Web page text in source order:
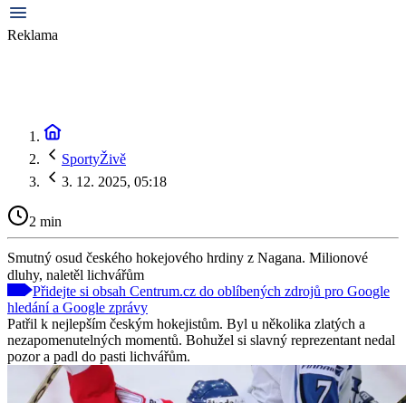
Reklama
SportyŽivě
3. 12. 2025, 05:18
2 min
Smutný osud českého hokejového hrdiny z Nagana. Milionové
dluhy, naletěl lichvářům
Přidejte si obsah Centrum.cz do oblíbených zdrojů pro Google
hledání a Google zprávy
Patřil k nejlepším českým hokejistům. Byl u několika zlatých a
nezapomenutelných momentů. Bohužel si slavný reprezentant nedal
pozor a padl do pasti lichvářům.